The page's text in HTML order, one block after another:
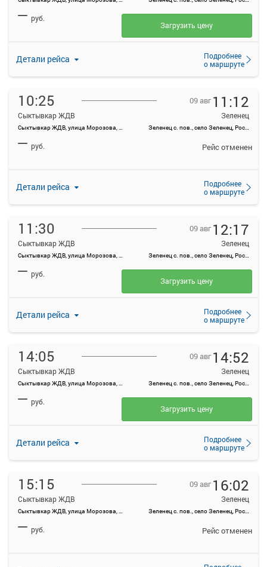
Детали рейса
Подробнее
о маршруте
— руб.
Загрузить цену
10:25
Сыктывкар ЖДВ
Сыктывкар ЖДВ, улица Морозова, 1А
09 авг 11:12
Зеленец
Зеленец с. пов., село Зеленец, Россия
Детали рейса
Подробнее
о маршруте
— руб. Рейс отменен
11:30
Сыктывкар ЖДВ
Сыктывкар ЖДВ, улица Морозова, 1А
09 авг 12:17
Зеленец
Зеленец с. пов., село Зеленец, Россия
Детали рейса
Подробнее
о маршруте
— руб.
Загрузить цену
14:05
Сыктывкар ЖДВ
Сыктывкар ЖДВ, улица Морозова, 1А
09 авг 14:52
Зеленец
Зеленец с. пов., село Зеленец, Россия
Детали рейса
Подробнее
о маршруте
— руб.
Загрузить цену
15:15
Сыктывкар ЖДВ
Сыктывкар ЖДВ, улица Морозова, 1А
09 авг 16:02
Зеленец
Зеленец с. пов., село Зеленец, Россия
— руб. Рейс отменен